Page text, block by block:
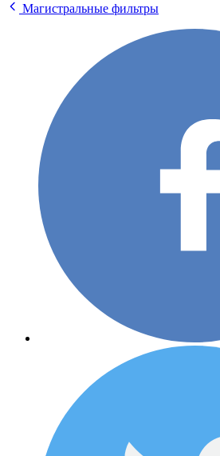
Магистральные фильтры